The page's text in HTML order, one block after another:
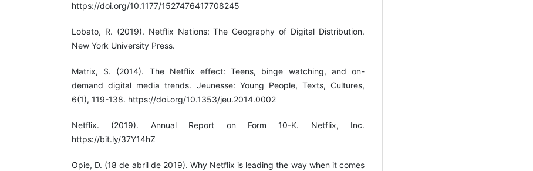
https://doi.org/10.1177/1527476417708245
Lobato, R. (2019). Netflix Nations: The Geography of Digital Distribution.
New York University Press.
Matrix, S. (2014). The Netflix effect: Teens, binge watching, and on-
demand digital media trends. Jeunesse: Young People, Texts, Cultures,
6(1), 119-138. https://doi.org/10.1353/jeu.2014.0002
Netflix. (2019). Annual Report on Form 10-K. Netflix, Inc.
https://bit.ly/37Y14hZ
Opie, D. (18 de abril de 2019). Why Netflix is leading the way when it comes